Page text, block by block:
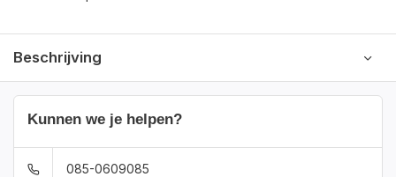
Beschrijving
Kunnen we je helpen?
085-0609085